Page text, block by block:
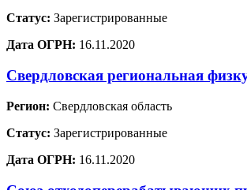
Статус: Зарегистрированные
Дата ОГРН: 16.11.2020
Свердловская региональная
Регион: Свердловская область
Статус: Зарегистрированные
Дата ОГРН: 16.11.2020